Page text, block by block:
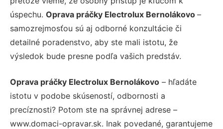
úspechu. Oprava práčky Electrolux Bernolákovo –
samozrejmosťou sú aj odborné konzultácie či
detailné poradenstvo, aby ste mali istotu, že
výsledok bude presne podľa vašich predstáv.
Oprava práčky Electrolux Bernolákovo – hľadáte
istotu v podobe skúseností, odbornosti a
precíznosti? Potom ste na správnej adrese –
www.domaci-opravar.sk. Inak povedané, garantujeme